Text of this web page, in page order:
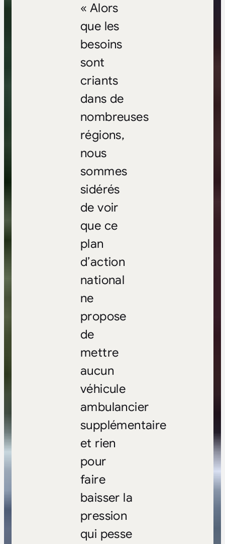
« Alors
que les
besoins
sont
criants
dans de
nombreuses
régions,
nous
sommes
sidérés
de voir
que ce
plan
d’action
national
ne
propose
de
mettre
aucun
véhicule
ambulancier
supplémentaire
et rien
pour
faire
baisser la
pression
qui pesse